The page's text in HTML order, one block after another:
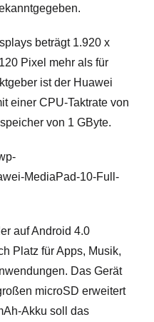
beträgt 1.920 x
Pixel mehr als für
ist der Huawei
einer CPU-Taktrate von
von 1 GByte.
auf Android 4.0
Platz für Apps, Musik,
Das Gerät
microSD erweitert
Akku soll das